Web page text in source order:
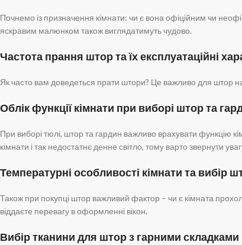
Почнемо із призначення кімнати: чи є вона офіційним чи
яскравим малюнком також виглядатимуть чудово.
Частота прання штор та їх експлуатаційні
Як часто вам доведеться прати штори? Це важливо для штор
Облік функції кімнати при виборі штор та
При виборі тюлі, штор та гардин важливо врахувати функцію
кімнати і так недостатнє денне світло, тому варто звернути
Температурні особливості кімнати та вибір
Також при покупці штор важливий фактор – чи є кімната
віддаєте перевагу в оформленні вікон.
Вибір тканини для штор з гарними складками